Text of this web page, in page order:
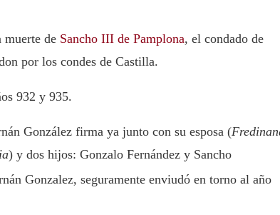
muerte de Sancho III de Pamplona, el condado de
por los condes de Castilla.
932 y 935.
González firma ya junto con su esposa (
) y dos hijos: Gonzalo Fernández y Sancho
Gonzalez, seguramente enviudó en torno al año